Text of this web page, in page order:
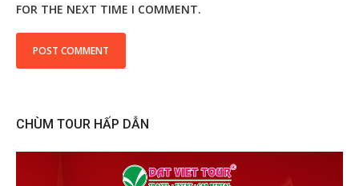
FOR THE NEXT TIME I COMMENT.
CHÙM TOUR HẤP DẪN